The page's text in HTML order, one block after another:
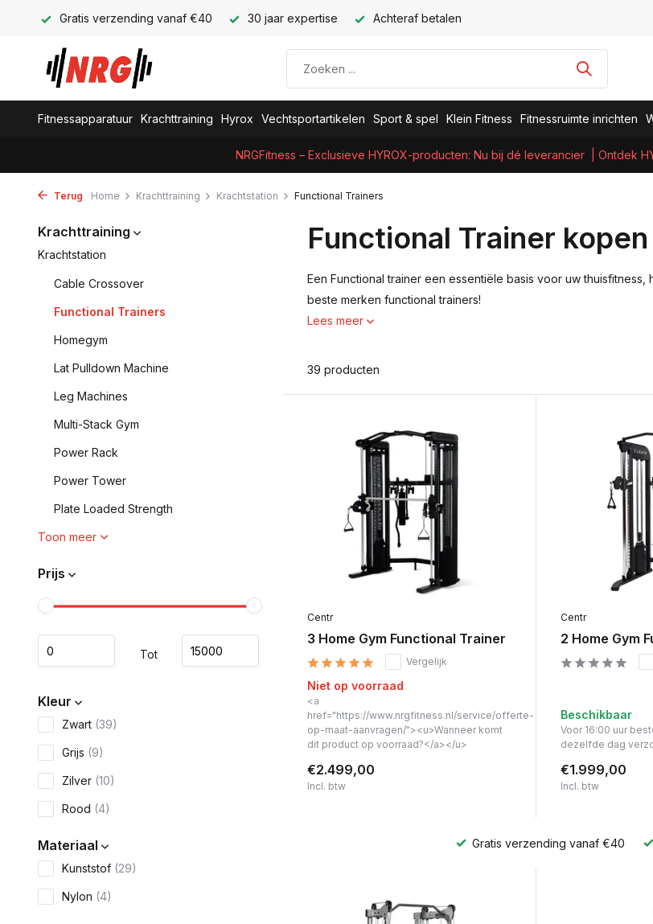
Gratis verzending vanaf €40 30 jaar expertise Achteraf betalen
Fitnessapparatuur Krachttraining Hyrox Vechtsportartikelen Sport & spel Klein Fitness Fitnessruimte inrichten
NRGFitness – Exclusieve HYROX-producten: Nu bij dé leverancier | Ontdek
Terug Home Krachttraining Krachtstation Functional Trainers
Krachttraining
Krachtstation
Cable Crossover
Functional Trainers
Homegym
Lat Pulldown Machine
Leg Machines
Multi-Stack Gym
Power Rack
Power Tower
Plate Loaded Strength
Toon meer
Prijs
Tot
Kleur
Zwart (39)
Grijs (9)
Zilver (10)
Rood (4)
Materiaal
Kunststof (29)
Nylon (4)
Functional Trainer kopen
Een Functional trainer een essentiële basis voor uw
beste merken functional trainers!
Lees meer
39 producten
Centr
3 Home Gym Functional Trainer
Vergelijk
Niet op voorraad
<a
href="https://www.nrgfitness.nl/service/offerte-
op-maat-aanvragen/"><u>Wanneer komt
dit product op voorraad?</a></u>
€2.499,00
Incl. btw
Centr
2 Home Gym
Beschikbaar
Voor 16:00 uur
dezelfde dag
€1.999,00
Incl. btw
Gratis verzending vanaf €40